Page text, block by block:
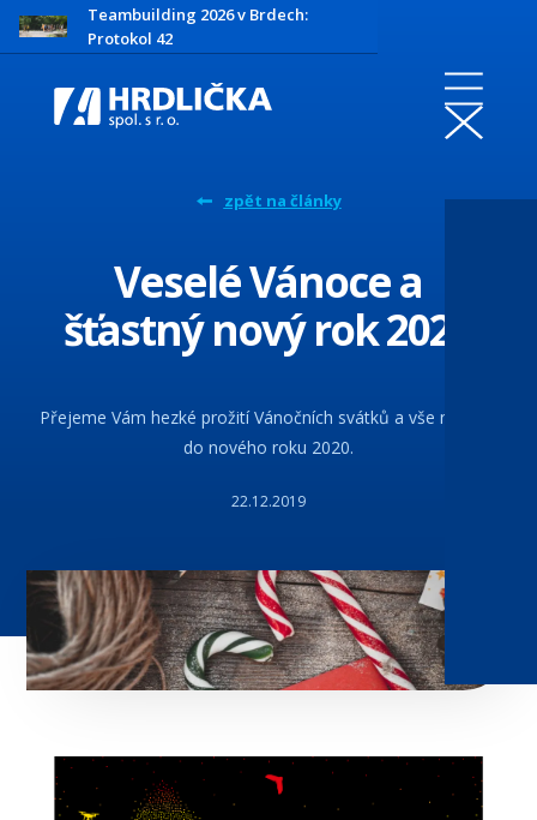
Teambuilding 2026 v Brdech:
Protokol 42
zpět na články
Veselé Vánoce a
šťastný nový rok 2020
Přejeme Vám hezké prožití Vánočních svátků a vše nejlepší
do nového roku 2020.
22.12.2019